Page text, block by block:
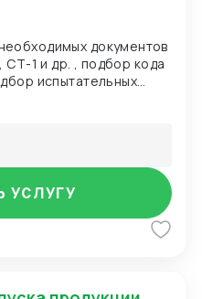
документов
испытательных
в центр сертификации.
и др. для получения
УСЛУГУ